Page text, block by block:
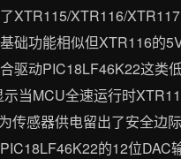
XTR115/XTR116/
础功能相似但XTR116的
驱动PIC18LF46K22这类
当MCU全速运行时
传感器供电留出了安全边
的12位DAC